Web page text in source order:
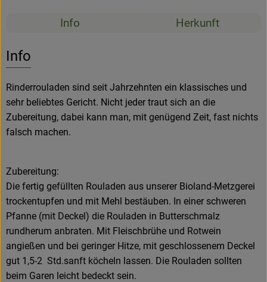
Info Herkunft
Info
Rinderrouladen sind seit Jahrzehnten ein klassisches und
sehr beliebtes Gericht. Nicht jeder traut sich an die
Zubereitung, dabei kann man, mit genügend Zeit, fast nichts
falsch machen.
Zubereitung:
Die fertig gefüllten Rouladen aus unserer Bioland-Metzgerei
trockentupfen und mit Mehl bestäuben. In einer schweren
Pfanne (mit Deckel) die Rouladen in Butterschmalz
rundherum anbraten. Mit Fleischbrühe und Rotwein
angießen und bei geringer Hitze, mit geschlossenem Deckel
gut 1,5-2 Std.sanft köcheln lassen. Die Rouladen sollten
beim Garen leicht bedeckt sein.